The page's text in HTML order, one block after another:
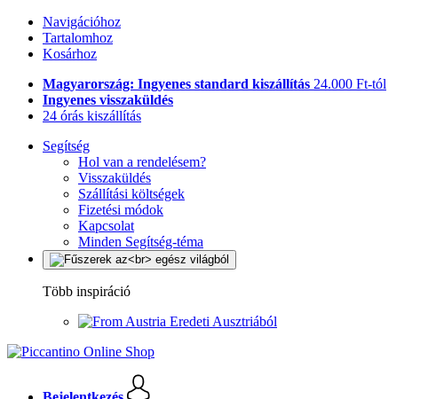
Navigációhoz
Tartalomhoz
Kosárhoz
Magyarország: Ingyenes standard kiszállítás 24.000 Ft-tól
Ingyenes visszaküldés
24 órás kiszállítás
Segítség
Hol van a rendelésem?
Visszaküldés
Szállítási költségek
Fizetési módok
Kapcsolat
Minden Segítség-téma
Több inspiráció
Eredeti Ausztriából